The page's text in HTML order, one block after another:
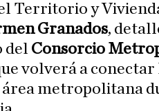
Territorio y
Granados,
del Consorcio
volverá a
metropolitana